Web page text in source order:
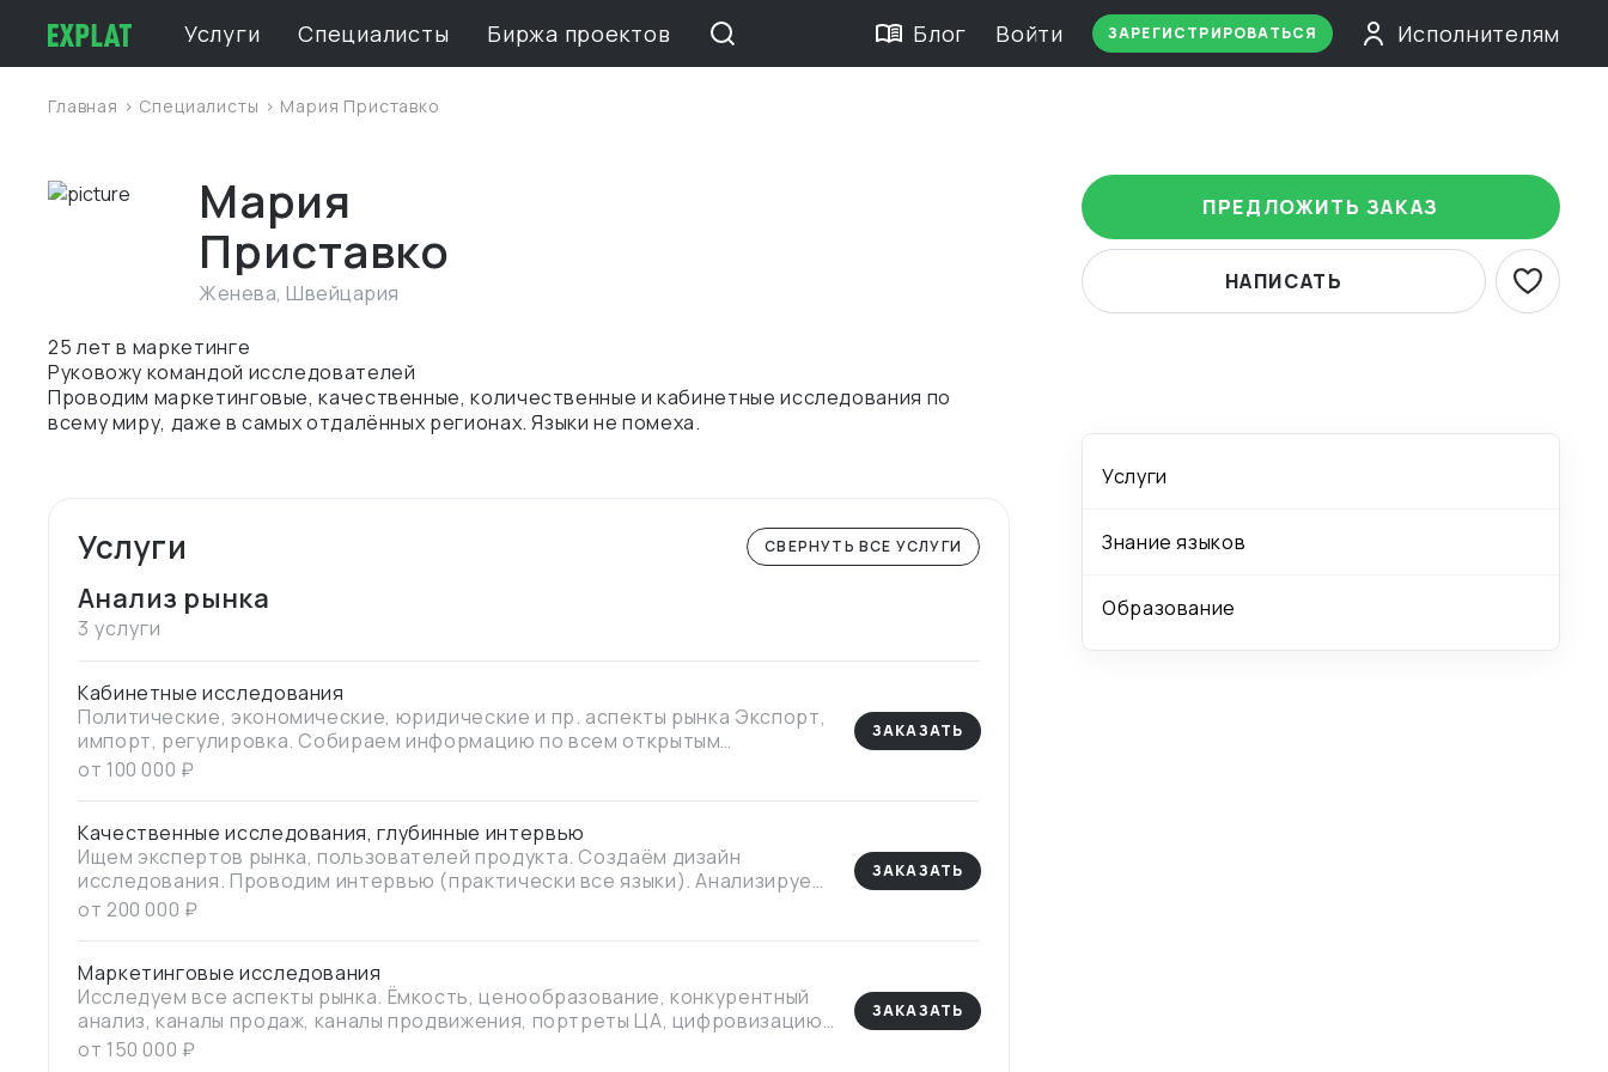
Услуги Специалисты Биржа проектов Блог Войти ЗАРЕГИСТРИРОВАТЬСЯ Исполнителям
Главная > Специалисты > Мария Приставко
Мария
Приставко
Женева, Швейцария
25 лет в маркетинге
Руковожу командой исследователей
Проводим маркетинговые, качественные, количественные и кабинетные исследования по
всему миру, даже в самых отдалённых регионах. Языки не помеха.
Услуги СВЕРНУТЬ ВСЕ УСЛУГИ
Анализ рынка
3 услуги
Кабинетные исследования
Политические, экономические, юридические и пр. аспекты рынка Экспорт,
импорт, регулировка. Собираем информацию по всем открытым
источникам (гос.порталы, публикации, соц.сети, аналитические сайты).
от 100 000 ₽
ЗАКАЗАТЬ
Качественные исследования, глубинные интервью
Ищем экспертов рынка, пользователей продукта. Создаём дизайн
исследования. Проводим интервью (практически все языки). Анализируем
информацию и формируем гипотезы.
от 200 000 ₽
ЗАКАЗАТЬ
Маркетинговые исследования
Исследуем все аспекты рынка. Ёмкость, ценообразование, конкурентный
анализ, каналы продаж, каналы продвижения, портреты ЦА, цифровизацию,
культурные особенности. Любые страны
от 150 000 ₽
ЗАКАЗАТЬ
ПРЕДЛОЖИТЬ ЗАКАЗ
НАПИСАТЬ
Услуги
Знание языков
Образование